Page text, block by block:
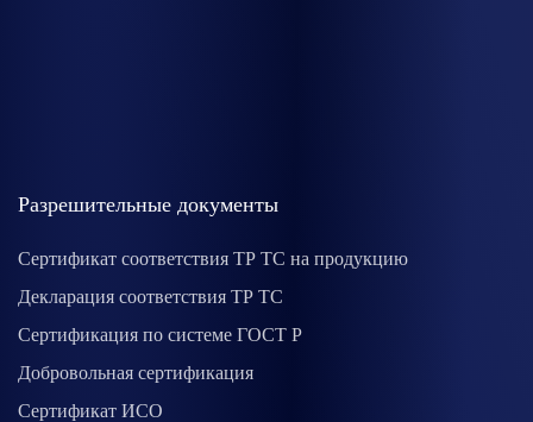
Разрешительные документы
Сертификат соответствия ТР ТС на продукцию
Декларация соответствия ТР ТС
Сертификация по системе ГОСТ Р
Добровольная сертификация
Сертификат ИСО